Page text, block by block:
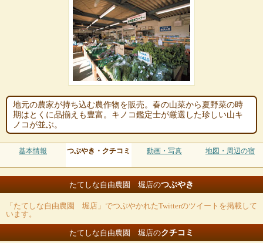
地元の農家が持ち込む農作物を販売。春の山菜から夏野菜の時
期はとくに品揃えも豊富。キノコ鑑定士が厳選した珍しい山キ
ノコが並ぶ。
基本情報 つぶやき・クチコミ 動画・写真 地図・周辺の宿
たてしな自由農園 堀店のつぶやき
「たてしな自由農園 堀店」でつぶやかれたTwitterのツイートを掲載して
います。
たてしな自由農園 堀店のクチコミ